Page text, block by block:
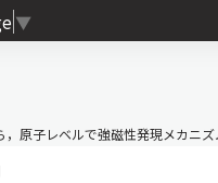
▼
，原子レベルで強磁性発現メカニ